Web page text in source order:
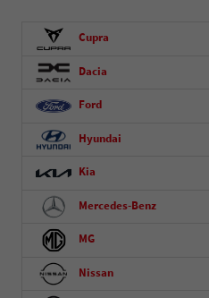
Cupra
Dacia
Ford
Hyundai
Kia
Mercedes-Benz
MG
Nissan